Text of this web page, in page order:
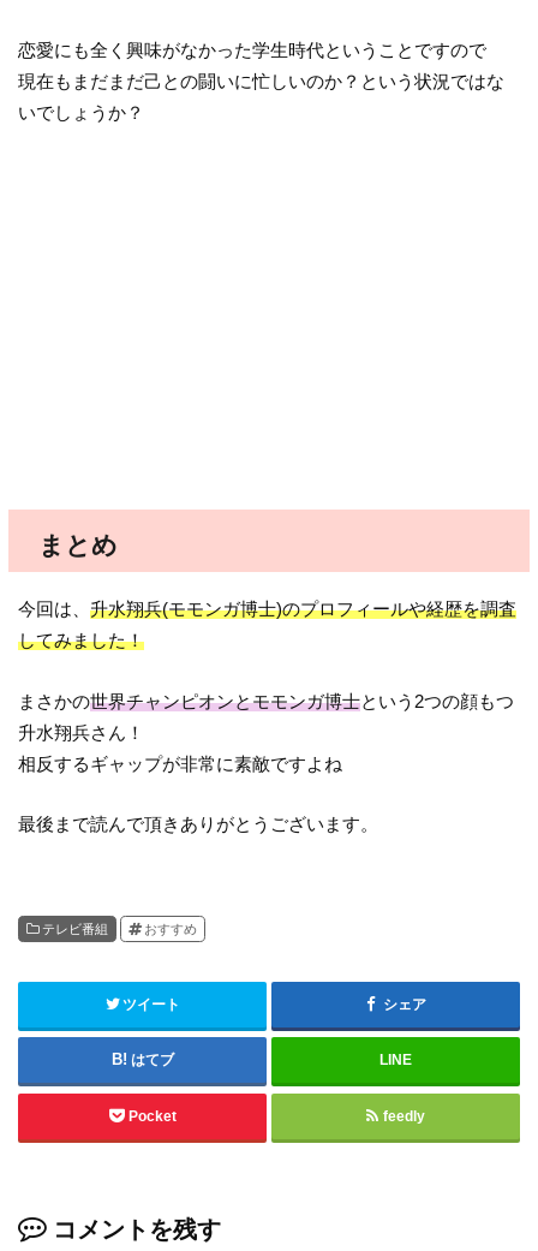
恋愛にも全く興味がなかった学生時代ということですので
現在もまだまだ己との闘いに忙しいのか？という状況ではな
いでしょうか？
まとめ
今回は、升水翔兵(モモンガ博士)のプロフィールや経歴を調査
してみました！
まさかの世界チャンピオンとモモンガ博士という2つの顔もつ
升水翔兵さん！
相反するギャップが非常に素敵ですよね
最後まで読んで頂きありがとうございます。
テレビ番組 おすすめ
ツイート シェア
はてブ LINE
Pocket feedly
コメントを残す